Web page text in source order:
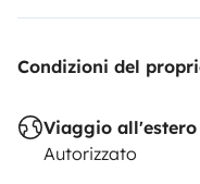
Condizioni del
Viaggio all'estero
Autorizzato